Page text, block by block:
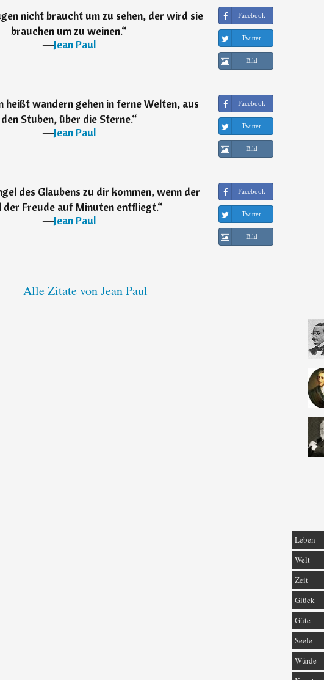
nicht braucht um zu sehen, der wird sie
brauchen um zu weinen.“
―Jean Paul
Facebook
Twitter
Bild
heißt wandern gehen in ferne Welten, aus
den Stuben, über die Sterne.“
―Jean Paul
Facebook
Twitter
Bild
des Glaubens zu dir kommen, wenn der
der Freude auf Minuten entfliegt.“
―Jean Paul
Facebook
Twitter
Bild
Alle Zitate von Jean Paul
Leben
Welt
Zeit
Glück
Güte
Seele
Würde